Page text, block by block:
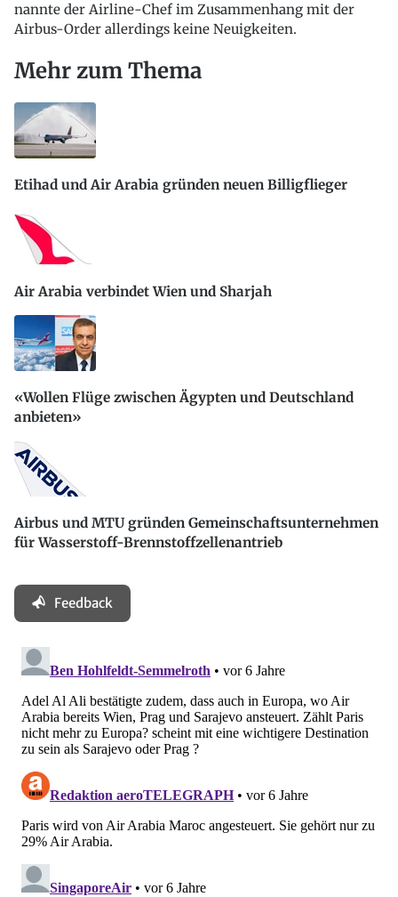
nannte der Airline-Chef im Zusammenhang mit der
Airbus-Order allerdings keine Neuigkeiten.
Mehr zum Thema
Etihad und Air Arabia gründen neuen Billigflieger
Air Arabia verbindet Wien und Sharjah
«Wollen Flüge zwischen Ägypten und Deutschland
anbieten»
Airbus und MTU gründen Gemeinschaftsunternehmen
für Wasserstoff-Brennstoffzellenantrieb
Feedback